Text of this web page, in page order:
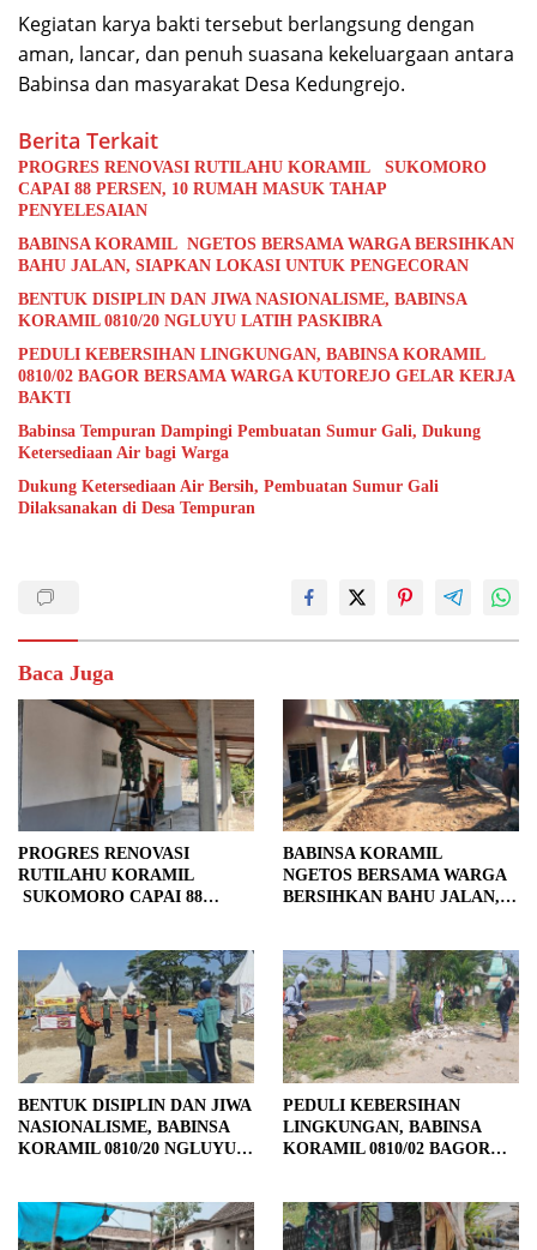
Kegiatan karya bakti tersebut berlangsung dengan
aman, lancar, dan penuh suasana kekeluargaan antara
Babinsa dan masyarakat Desa Kedungrejo.
Berita Terkait
PROGRES RENOVASI RUTILAHU KORAMIL SUKOMORO
CAPAI 88 PERSEN, 10 RUMAH MASUK TAHAP
PENYELESAIAN
BABINSA KORAMIL NGETOS BERSAMA WARGA BERSIHKAN
BAHU JALAN, SIAPKAN LOKASI UNTUK PENGECORAN
BENTUK DISIPLIN DAN JIWA NASIONALISME, BABINSA
KORAMIL 0810/20 NGLUYU LATIH PASKIBRA
PEDULI KEBERSIHAN LINGKUNGAN, BABINSA KORAMIL
0810/02 BAGOR BERSAMA WARGA KUTOREJO GELAR KERJA
BAKTI
Babinsa Tempuran Dampingi Pembuatan Sumur Gali, Dukung
Ketersediaan Air bagi Warga
Dukung Ketersediaan Air Bersih, Pembuatan Sumur Gali
Dilaksanakan di Desa Tempuran
Baca Juga
PROGRES RENOVASI
RUTILAHU KORAMIL
SUKOMORO CAPAI 88
BABINSA KORAMIL
NGETOS BERSAMA WARGA
BERSIHKAN BAHU JALAN,
BENTUK DISIPLIN DAN JIWA
NASIONALISME, BABINSA
KORAMIL 0810/20 NGLUYU
PEDULI KEBERSIHAN
LINGKUNGAN, BABINSA
KORAMIL 0810/02 BAGOR
BAKTI